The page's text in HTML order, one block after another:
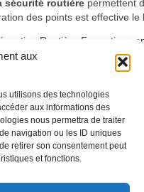
aux
utilisons des technologies
aux informations des
nous permettra de traiter
navigation ou les ID uniques
retirer son consentement peut
et fonctions.
sécurité routière permettent
des points est effective
Routière Formation
de points
animés conjointement par
sont composés de